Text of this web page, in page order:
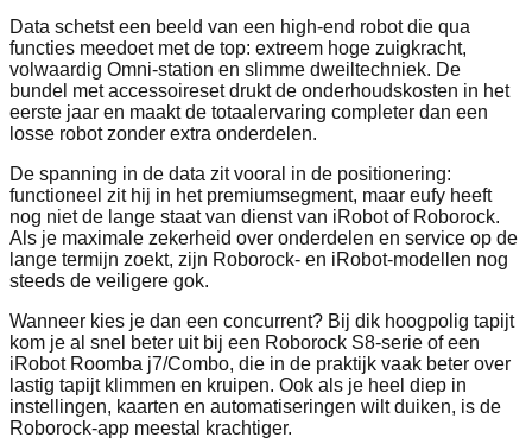
Data schetst een beeld van een high-end robot die qua
functies meedoet met de top: extreem hoge zuigkracht,
volwaardig Omni-station en slimme dweiltechniek. De
bundel met accessoireset drukt de onderhoudskosten in het
eerste jaar en maakt de totaalervaring completer dan een
losse robot zonder extra onderdelen.
De spanning in de data zit vooral in de positionering:
functioneel zit hij in het premiumsegment, maar eufy heeft
nog niet de lange staat van dienst van iRobot of Roborock.
Als je maximale zekerheid over onderdelen en service op de
lange termijn zoekt, zijn Roborock- en iRobot-modellen nog
steeds de veiligere gok.
Wanneer kies je dan een concurrent? Bij dik hoogpolig tapijt
kom je al snel beter uit bij een Roborock S8-serie of een
iRobot Roomba j7/Combo, die in de praktijk vaak beter over
lastig tapijt klimmen en kruipen. Ook als je heel diep in
instellingen, kaarten en automatiseringen wilt duiken, is de
Roborock-app meestal krachtiger.